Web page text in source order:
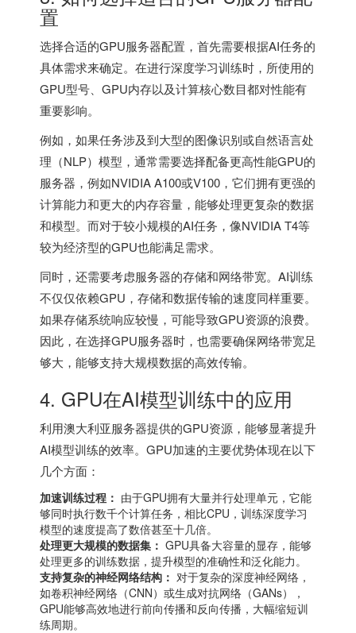
置
选择合适的GPU服务器配置，首先需要根据AI任务的
具体需求来确定。在进行深度学习训练时，所使用的
GPU型号、GPU内存以及计算核心数目都对性能有
重要影响。
例如，如果任务涉及到大型的图像识别或自然语言处
理（NLP）模型，通常需要选择配备更高性能GPU的
服务器，例如NVIDIA A100或V100，它们拥有更强的
计算能力和更大的内存容量，能够处理更复杂的数据
和模型。而对于较小规模的AI任务，像NVIDIA T4等
较为经济型的GPU也能满足需求。
同时，还需要考虑服务器的存储和网络带宽。AI训练
不仅仅依赖GPU，存储和数据传输的速度同样重要。
如果存储系统响应较慢，可能导致GPU资源的浪费。
因此，在选择GPU服务器时，也需要确保网络带宽足
够大，能够支持大规模数据的高效传输。
4. GPU在AI模型训练中的应用
利用澳大利亚服务器提供的GPU资源，能够显著提升
AI模型训练的效率。GPU加速的主要优势体现在以下
几个方面：
加速训练过程： 由于GPU拥有大量并行处理单元，它能
够同时执行数千个计算任务，相比CPU，训练深度学习
模型的速度提高了数倍甚至十几倍。
处理更大规模的数据集： GPU具备大容量的显存，能够
处理更多的训练数据，提升模型的准确性和泛化能力。
支持复杂的神经网络结构： 对于复杂的深度神经网络，
如卷积神经网络（CNN）或生成对抗网络（GANs），
GPU能够高效地进行前向传播和反向传播，大幅缩短训
练周期。